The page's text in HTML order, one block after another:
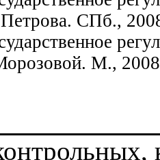
СПб.,
М., 2008